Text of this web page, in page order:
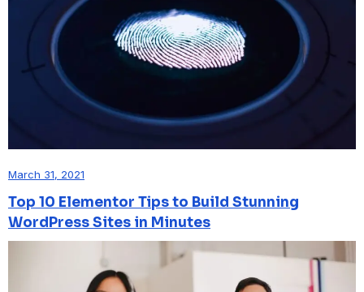
March 31, 2021
Top 10 Elementor Tips to Build Stunning
WordPress Sites in Minutes